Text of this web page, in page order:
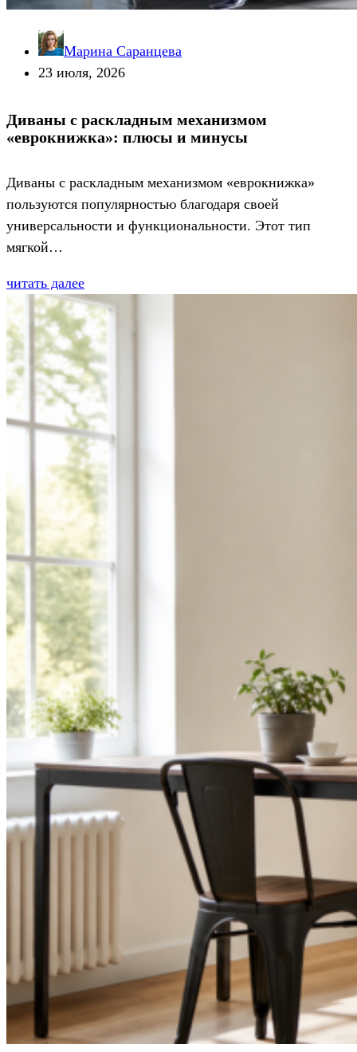
Марина Саранцева
23 июля, 2026
Диваны с раскладным механизмом
«еврокнижка»: плюсы и минусы
Диваны с раскладным механизмом «еврокнижка»
пользуются популярностью благодаря своей
универсальности и функциональности. Этот тип
мягкой…
читать далее